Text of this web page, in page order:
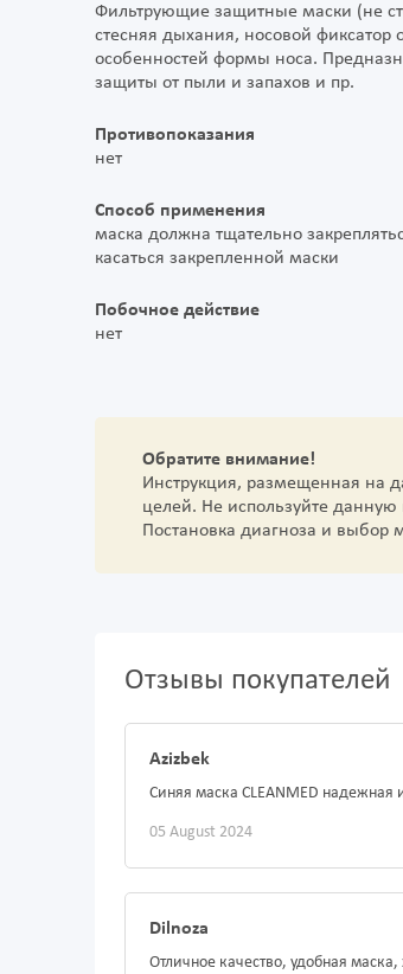
Фильтрующие защитные маски (не
стесняя дыхания, носовой
особенностей формы носа.
защиты от пыли и запахов и пр.
Противопоказания
нет
Способ применения
маска должна тщательно
касаться закрепленной маски
Побочное действие
нет
Обратите внимание!
Инструкция, размещенная на
целей. Не используйте
Постановка диагноза и выбор
Отзывы покупателей
Azizbek
Синяя маска CLEANMED надежная
05 August 2024
Dilnoza
Отличное качество, удобная